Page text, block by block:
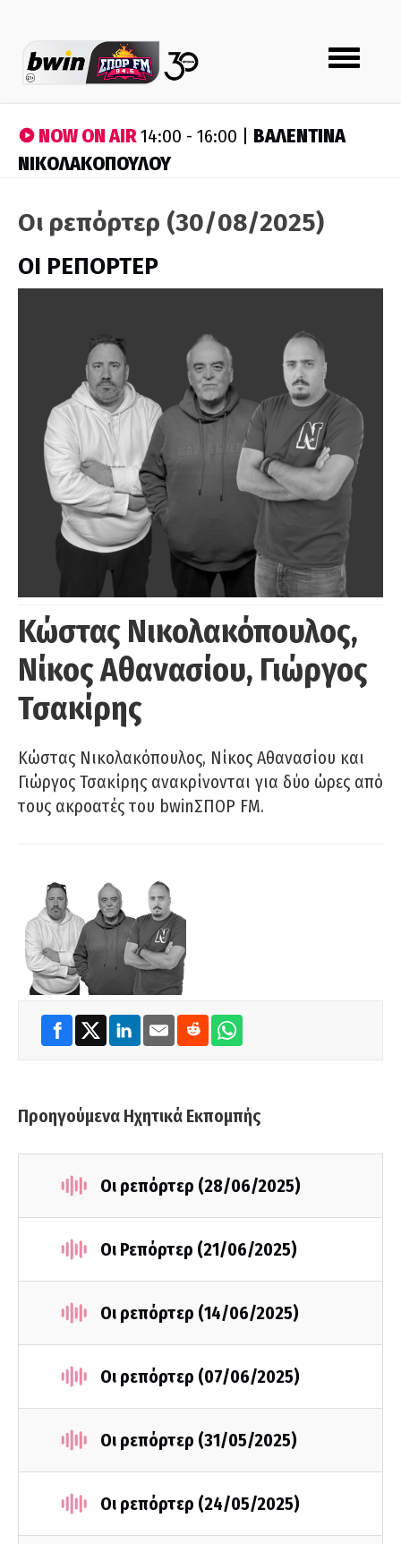
Toggle
navigation
NOW ON AIR14:00 - 16:00 | ΒΑΛΕΝΤΙΝΑ
ΝΙΚΟΛΑΚΟΠΟΥΛΟΥ
Οι ρεπόρτερ (30/08/2025)
ΟΙ ΡΕΠΟΡΤΕΡ
Κώστας Νικολακόπουλος,
Νίκος Αθανασίου, Γιώργος
Τσακίρης
Κώστας Νικολακόπουλος, Νίκος Αθανασίου και
Γιώργος Τσακίρης ανακρίνονται για δύο ώρες από
τους ακροατές του bwinΣΠΟΡ FM.
Προηγούμενα Ηχητικά Εκπομπής
Οι ρεπόρτερ (28/06/2025)
Οι Ρεπόρτερ (21/06/2025)
Οι ρεπόρτερ (14/06/2025)
Οι ρεπόρτερ (07/06/2025)
Οι ρεπόρτερ (31/05/2025)
Οι ρεπόρτερ (24/05/2025)